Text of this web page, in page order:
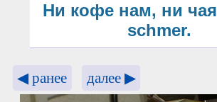
Ни кофе нам, ни
schmer.
◀ ранее далее ▶